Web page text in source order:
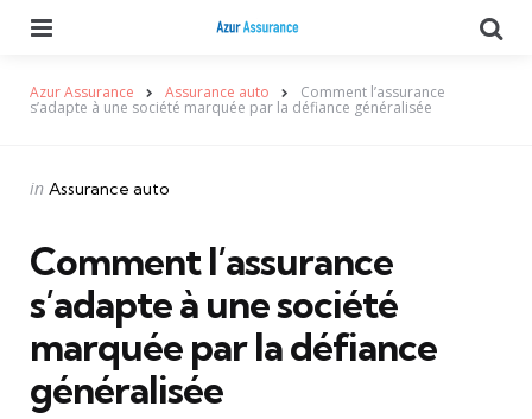
Azur Assurance Assurance auto Comment l’assurance
s’adapte à une société marquée par la défiance généralisée
Categories
Posted
in Assurance auto
Comment l’assurance
s’adapte à une société
marquée par la défiance
généralisée